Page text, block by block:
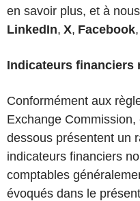
en savoir plus, et à
LinkedIn, X, Facebook,
Indicateurs financiers
Conformément aux
Exchange
dessous présentent un
indicateurs financiers
comptables
évoqués dans le